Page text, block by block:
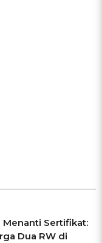
Sertifikat:
Dua RW di